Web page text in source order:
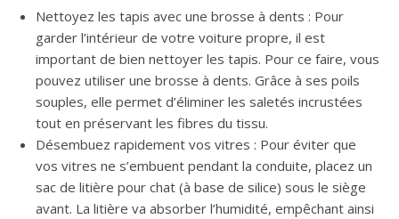
Nettoyez les tapis avec une brosse à dents : Pour
garder l’intérieur de votre voiture propre, il est
important de bien nettoyer les tapis. Pour ce faire, vous
pouvez utiliser une brosse à dents. Grâce à ses poils
souples, elle permet d’éliminer les saletés incrustées
tout en préservant les fibres du tissu.
Désembuez rapidement vos vitres : Pour éviter que
vos vitres ne s’embuent pendant la conduite, placez un
sac de litière pour chat (à base de silice) sous le siège
avant. La litière va absorber l’humidité, empêchant ainsi